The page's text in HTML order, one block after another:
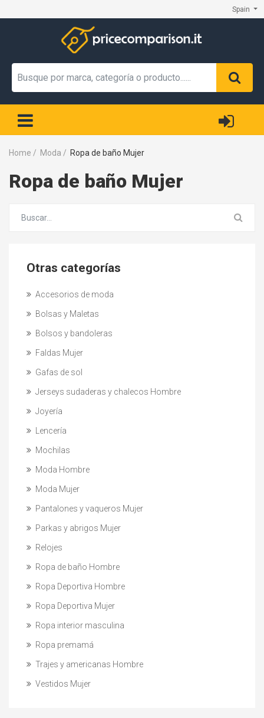
Spain
Home / Moda / Ropa de baño Mujer
Ropa de baño Mujer
Otras categorías
Accesorios de moda
Bolsas y Maletas
Bolsos y bandoleras
Faldas Mujer
Gafas de sol
Jerseys sudaderas y chalecos Hombre
Joyería
Lencería
Mochilas
Moda Hombre
Moda Mujer
Pantalones y vaqueros Mujer
Parkas y abrigos Mujer
Relojes
Ropa de baño Hombre
Ropa Deportiva Hombre
Ropa Deportiva Mujer
Ropa interior masculina
Ropa premamá
Trajes y americanas Hombre
Vestidos Mujer